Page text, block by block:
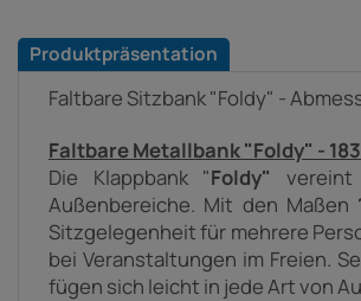
Produktpräsentation
Faltbare Sitzbank "Foldy" -
Faltbare Metallbank "Foldy" -
Die Klappbank "Foldy" vereint
Außenbereiche. Mit den Maßen
Sitzgelegenheit für mehrere
bei Veranstaltungen im Freien.
fügen sich leicht in jede Art von